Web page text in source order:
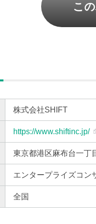
こ
株式会社SHIFT
https://www.shiftinc.jp/
東京都港区麻布台一丁
エンタープライズコン
全国